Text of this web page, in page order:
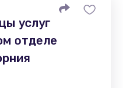
услуг
отделе